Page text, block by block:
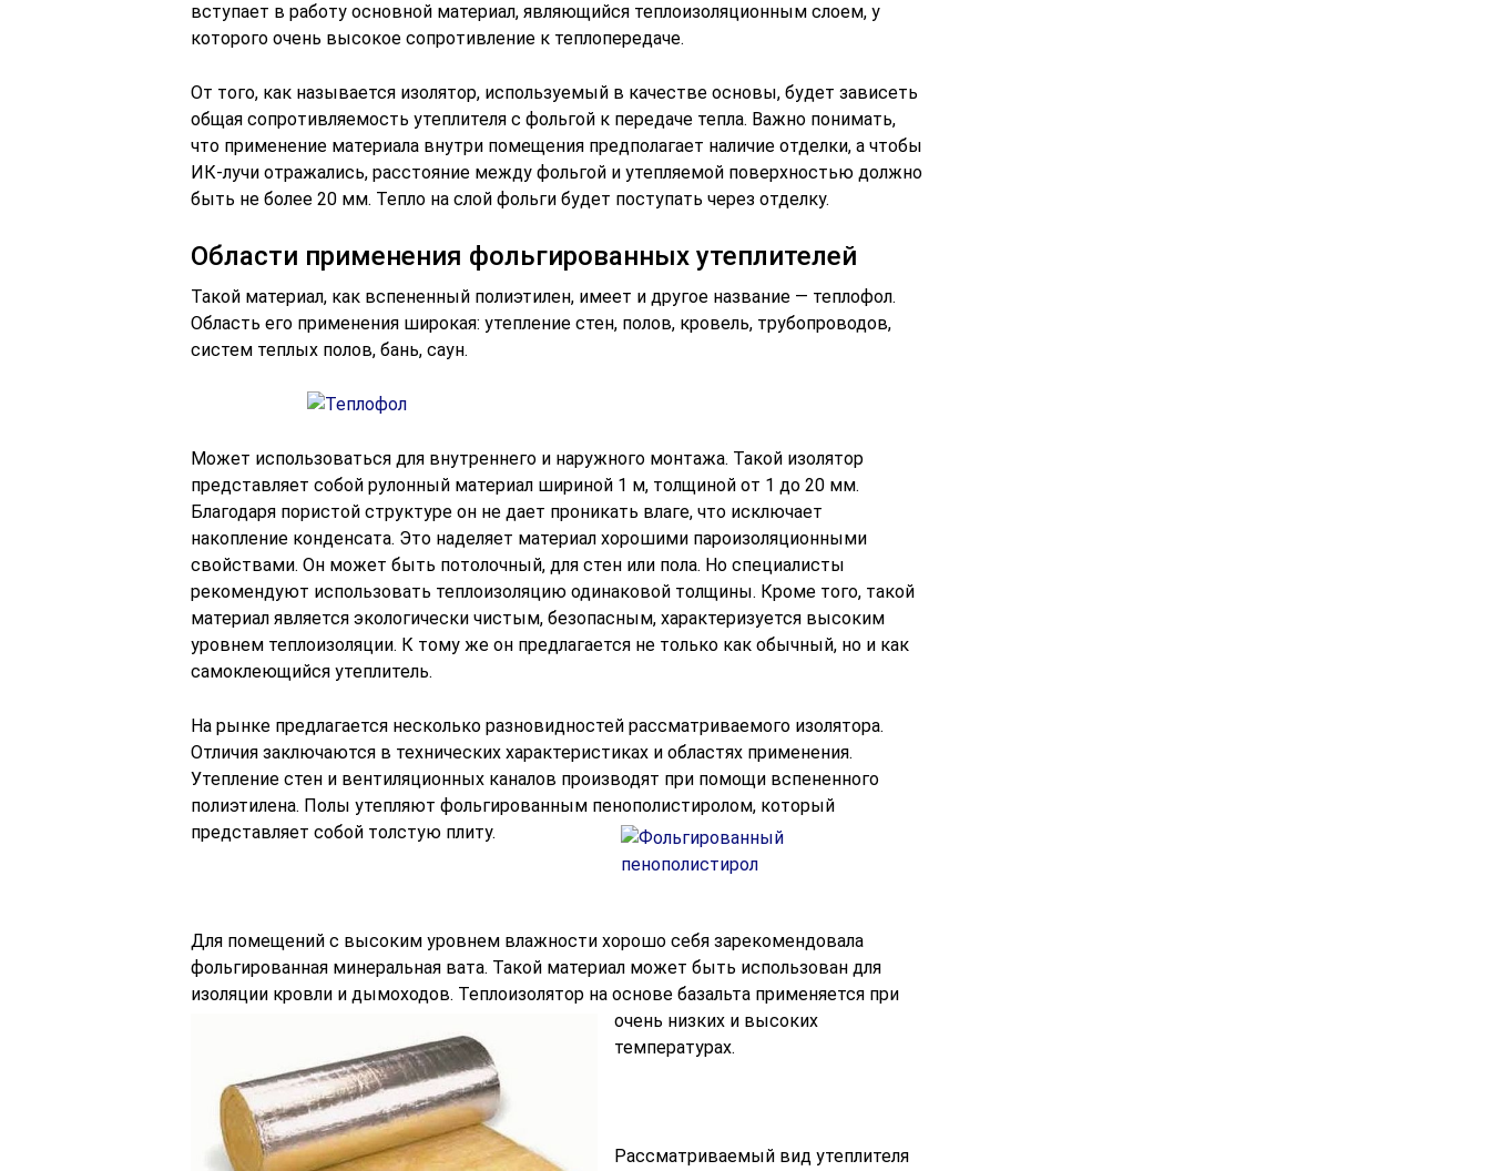
вступает в работу основной материал, являющийся теплоизоляционным слоем, у
которого очень высокое сопротивление к теплопередаче.
От того, как называется изолятор, используемый в качестве основы, будет зависеть
общая сопротивляемость утеплителя с фольгой к передаче тепла. Важно понимать,
что применение материала внутри помещения предполагает наличие отделки, а чтобы
ИК-лучи отражались, расстояние между фольгой и утепляемой поверхностью должно
быть не более 20 мм. Тепло на слой фольги будет поступать через отделку.
Области применения фольгированных утеплителей
Такой материал, как вспененный полиэтилен, имеет и другое название — теплофол.
Область его применения широкая: утепление стен, полов, кровель, трубопроводов,
систем теплых полов, бань, саун.
Может использоваться для внутреннего и наружного монтажа. Такой изолятор
представляет собой рулонный материал шириной 1 м, толщиной от 1 до 20 мм.
Благодаря пористой структуре он не дает проникать влаге, что исключает
накопление конденсата. Это наделяет материал хорошими пароизоляционными
свойствами. Он может быть потолочный, для стен или пола. Но специалисты
рекомендуют использовать теплоизоляцию одинаковой толщины. Кроме того, такой
материал является экологически чистым, безопасным, характеризуется высоким
уровнем теплоизоляции. К тому же он предлагается не только как обычный, но и как
самоклеющийся утеплитель.
На рынке предлагается несколько разновидностей рассматриваемого изолятора.
Отличия заключаются в технических характеристиках и областях применения.
Утепление стен и вентиляционных каналов производят при помощи вспененного
полиэтилена. Полы утепляют фольгированным пенополистиролом, который
представляет собой толстую плиту.
Для помещений с высоким уровнем влажности хорошо себя зарекомендовала
фольгированная минеральная вата. Такой материал может быть использован для
изоляции кровли и дымоходов. Теплоизолятор на основе базальта применяется при
очень низких и высоких
температурах.
Рассматриваемый вид утеплителя